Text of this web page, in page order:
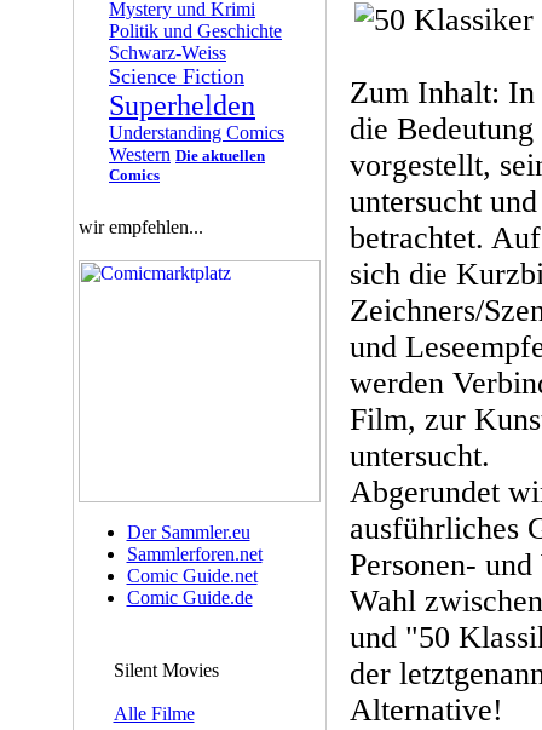
Mystery und Krimi
Politik und Geschichte
Schwarz-Weiss
Science Fiction
Superhelden
Understanding Comics
Western Die aktuellen
Comics
wir empfehlen...
Der Sammler.eu
Sammlerforen.net
Comic Guide.net
Comic Guide.de
Silent Movies
Alle Filme
Zum Inhalt: In
die
vorgestellt,
untersucht
betrachtet.
sich die
Zeichners/
und
werden
Film, zur
untersucht.
Abgerundet
ausführliches
Personen-
Wahl
und "50
der
Alternative!